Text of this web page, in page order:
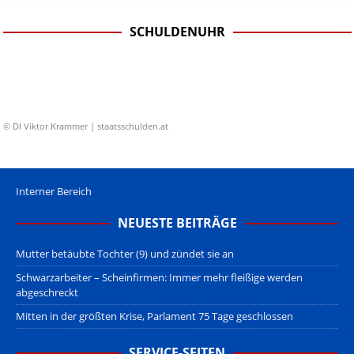
SCHULDENUHR
© DI Viktor Krammer | staatsschulden.at
Interner Bereich
NEUESTE BEITRÄGE
Mutter betäubte Tochter (9) und zündet sie an
Schwarzarbeiter – Scheinfirmen: Immer mehr fleißige werden
abgeschreckt
Mitten in der größten Krise, Parlament 75 Tage geschlossen